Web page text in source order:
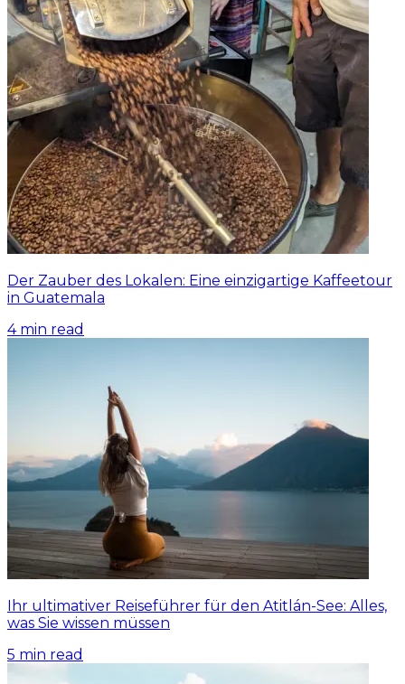
Der Zauber des Lokalen: Eine einzigartige Kaffeetour
in Guatemala
4min read
Ihr ultimativer Reiseführer für den Atitlán-See: Alles,
was Sie wissen müssen
5 min read